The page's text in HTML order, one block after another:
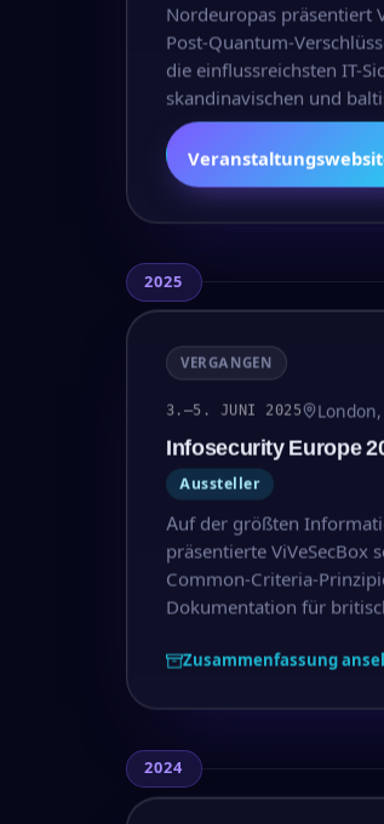
Nordeuropas präsentiert
Post-Quantum-
die einflussreichsten IT-
skandinavischen und
2025
VERGANGEN
3.–5. JUNI 2025
Infosecurity Europe
Aussteller
Auf der größten
präsentierte ViVeSecBox
Common-Criteria-
Dokumentation für
Zusammenfassung
2024